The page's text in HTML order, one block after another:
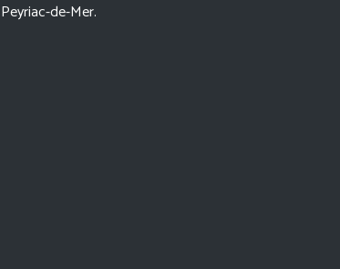
Peyriac-de-Mer.